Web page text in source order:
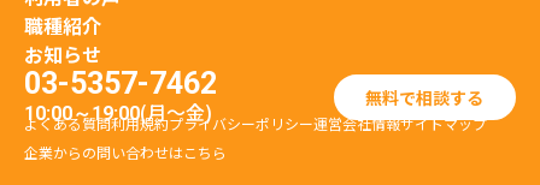
職種紹介
お知らせ
03-5357-7462
10:00～19:00(月〜金) 無料で相談する
よくある質問利用規約プライバシーポリシー運営会社情報サイトマップ
企業からの問い合わせはこちら